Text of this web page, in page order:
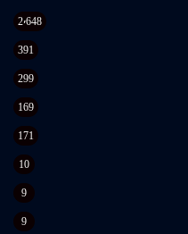
2٬648
391
299
169
171
10
9
9